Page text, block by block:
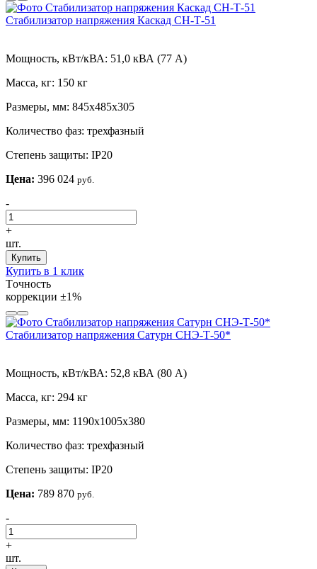
Стабилизатор напряжения Каскад СН-Т-51
Мощность, кВт/кВА: 51,0 кВА (77 А)
Масса, кг: 150 кг
Размеры, мм: 845х485х305
Количество фаз: трехфазный
Степень защиты: IP20
Цена: 396 024 руб.
-
+
шт.
Купить
Купить в 1 клик
Tочность
коррекции ±1%
Стабилизатор напряжения Сатурн СНЭ-Т-50*
Мощность, кВт/кВА: 52,8 кВА (80 А)
Масса, кг: 294 кг
Размеры, мм: 1190х1005х380
Количество фаз: трехфазный
Степень защиты: IP20
Цена: 789 870 руб.
-
+
шт.